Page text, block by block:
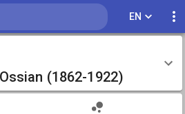
EN
(1862-1922)